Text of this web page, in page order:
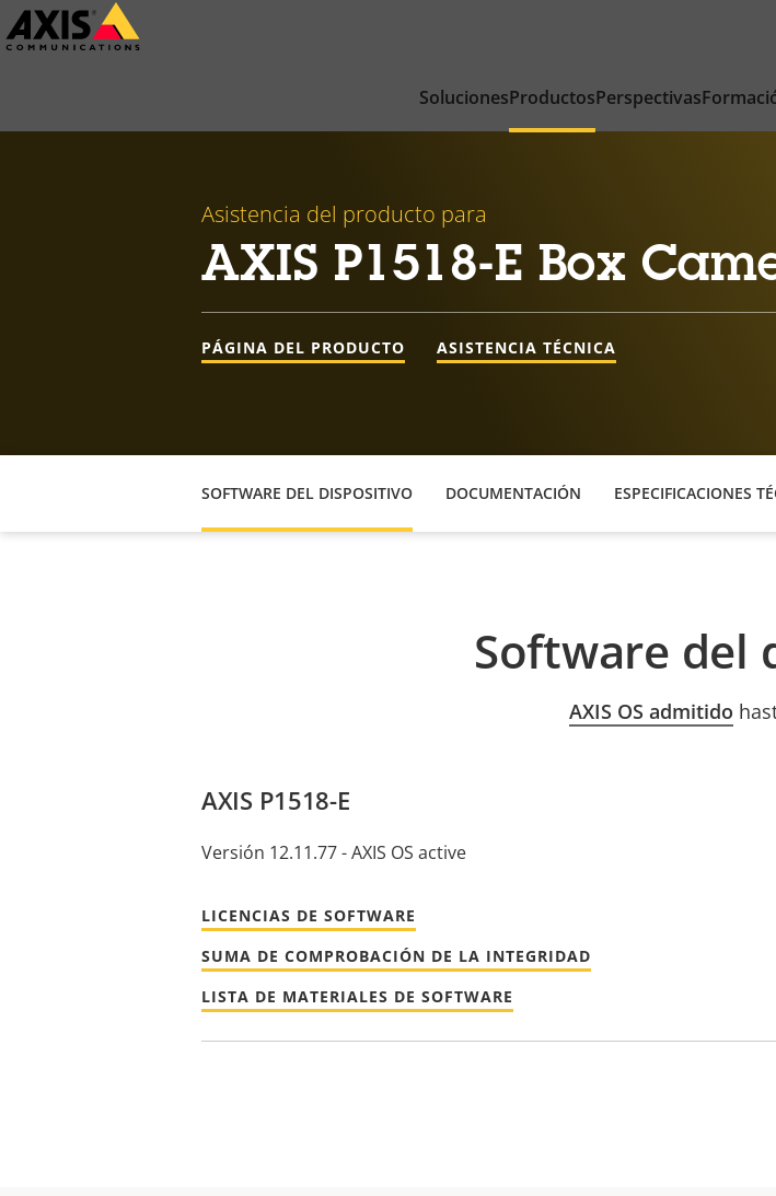
Saltar
al
SolucionesProductosPerspectivas
Asistencia del producto para
AXIS P1518-E Box
PÁGINA DEL PRODUCTO ASISTENCIA TÉCNICA
SOFTWARE DEL DISPOSITIVO DOCUMENTACIÓN ESPECIFICACIONES
Software del
AXIS OS admitido
AXIS P1518-E
Versión 12.11.77 - AXIS OS active
LICENCIAS DE SOFTWARE
SUMA DE COMPROBACIÓN DE LA INTEGRIDAD
LISTA DE MATERIALES DE SOFTWARE